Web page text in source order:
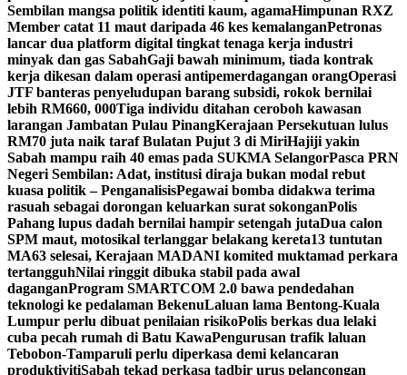
Sembilan mangsa politik identiti kaum, agamaHimpunan RXZ
Member catat 11 maut daripada 46 kes kemalanganPetronas
lancar dua platform digital tingkat tenaga kerja industri
minyak dan gas SabahGaji bawah minimum, tiada kontrak
kerja dikesan dalam operasi antipemerdagangan orangOperasi
JTF banteras penyeludupan barang subsidi, rokok bernilai
lebih RM660, 000Tiga individu ditahan ceroboh kawasan
larangan Jambatan Pulau PinangKerajaan Persekutuan lulus
RM70 juta naik taraf Bulatan Pujut 3 di MiriHajiji yakin
Sabah mampu raih 40 emas pada SUKMA SelangorPasca PRN
Negeri Sembilan: Adat, institusi diraja bukan modal rebut
kuasa politik – PenganalisisPegawai bomba didakwa terima
rasuah sebagai dorongan keluarkan surat sokonganPolis
Pahang lupus dadah bernilai hampir setengah jutaDua calon
SPM maut, motosikal terlanggar belakang kereta13 tuntutan
MA63 selesai, Kerajaan MADANI komited muktamad perkara
tertangguhNilai ringgit dibuka stabil pada awal
daganganProgram SMARTCOM 2.0 bawa pendedahan
teknologi ke pedalaman BekenuLaluan lama Bentong-Kuala
Lumpur perlu dibuat penilaian risikoPolis berkas dua lelaki
cuba pecah rumah di Batu KawaPengurusan trafik laluan
Tebobon-Tamparuli perlu diperkasa demi kelancaran
produktivitiSabah tekad perkasa tadbir urus pelancongan